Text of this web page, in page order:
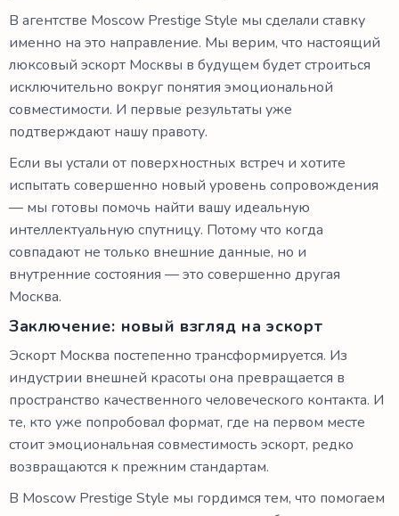
В агентстве Moscow Prestige Style мы сделали ставку
именно на это направление. Мы верим, что настоящий
люксовый эскорт Москвы в будущем будет строиться
исключительно вокруг понятия эмоциональной
совместимости. И первые результаты уже
подтверждают нашу правоту.
Если вы устали от поверхностных встреч и хотите
испытать совершенно новый уровень сопровождения
— мы готовы помочь найти вашу идеальную
интеллектуальную спутницу. Потому что когда
совпадают не только внешние данные, но и
внутренние состояния — это совершенно другая
Москва.
Заключение: новый взгляд на эскорт
Эскорт Москва постепенно трансформируется. Из
индустрии внешней красоты она превращается в
пространство качественного человеческого контакта. И
те, кто уже попробовал формат, где на первом месте
стоит эмоциональная совместимость эскорт, редко
возвращаются к прежним стандартам.
В Moscow Prestige Style мы гордимся тем, что помогаем